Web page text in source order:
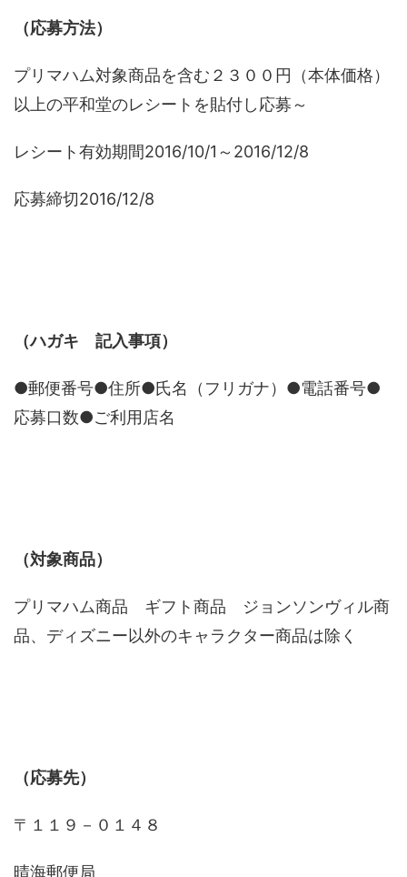
（応募方法）
プリマハム対象商品を含む２３００円（本体価格）
以上の平和堂のレシートを貼付し応募～
レシート有効期間2016/10/1～2016/12/8
応募締切2016/12/8
（ハガキ 記入事項）
●郵便番号●住所●氏名（フリガナ）●電話番号●
応募口数●ご利用店名
（対象商品）
プリマハム商品 ギフト商品 ジョンソンヴィル商
品、ディズニー以外のキャラクター商品は除く
（応募先）
〒１１９－０１４８
晴海郵便局